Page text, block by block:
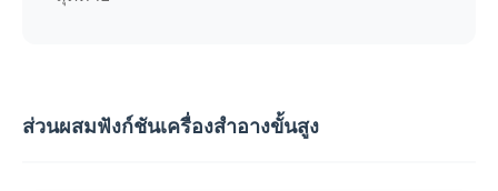
ส่วนผสมฟังก์ชันเครื่องสำอางขั้นสูง